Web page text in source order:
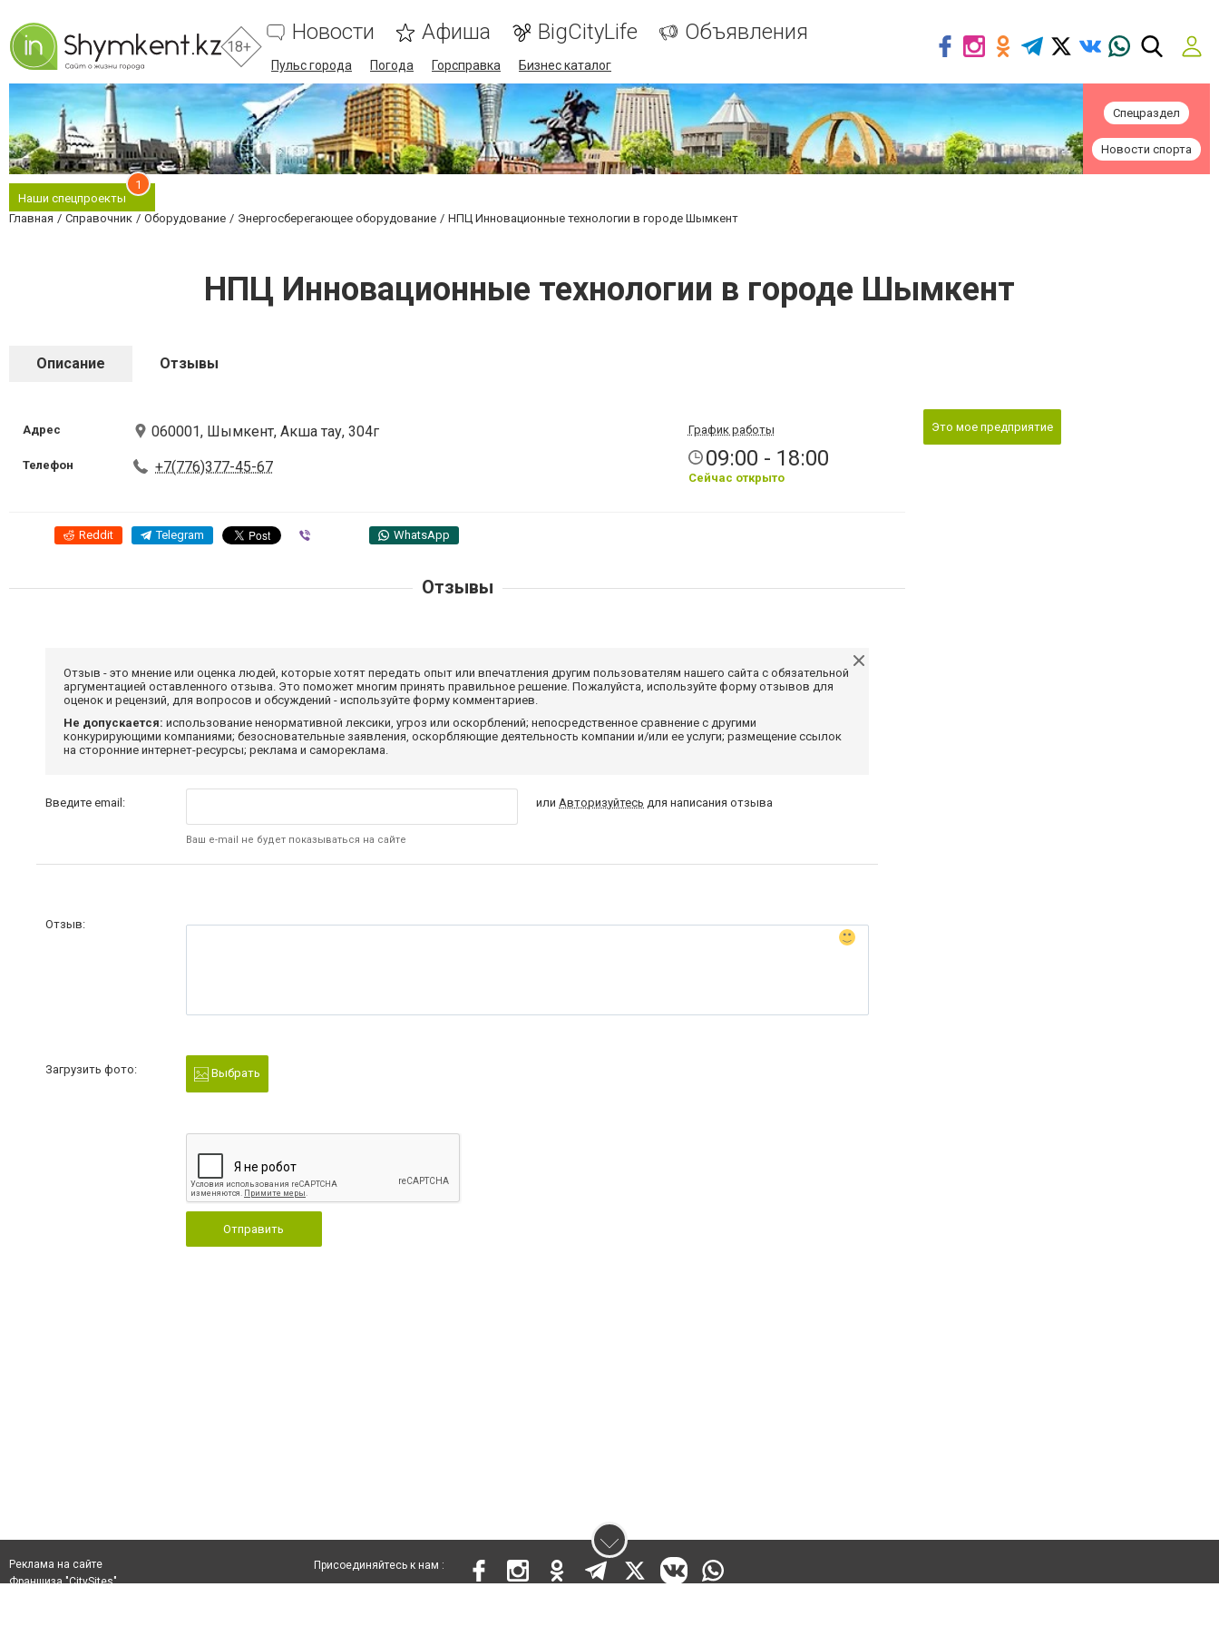
18+
Новости Афиша BigCityLife Объявления
Пульс города Погода Горсправка Бизнес каталог
Спецраздел
Новости спорта
Наши спецпроекты
1
Главная Справочник Оборудование Энергосберегающее оборудование НПЦ Инновационные технологии в городе Шымкент
НПЦ Инновационные технологии в городе Шымкент
Описание Отзывы
Адрес 060001, Шымкент, Акша тау, 304г
Телефон +7(776)377-45-67
График работы
09:00 - 18:00
Сейчас открыто
Reddit Telegram WhatsApp
Это мое предприятие
Отзывы
Отзыв - это мнение или оценка людей, которые хотят передать опыт или впечатления другим пользователям нашего сайта с обязательной
аргументацией оставленного отзыва. Это поможет многим принять правильное решение. Пожалуйста, используйте форму отзывов для
оценок и рецензий, для вопросов и обсуждений - используйте форму комментариев.
Не допускается: использование ненормативной лексики, угроз или оскорблений; непосредственное сравнение с другими
конкурирующими компаниями; безосновательные заявления, оскорбляющие деятельность компании и/или ее услуги; размещение ссылок
на сторонние интернет-ресурсы; реклама и самореклама.
Введите email:
Ваш e-mail не будет показываться на сайте
илиАвторизуйтесь для написания отзыва
Отзыв:
Загрузить фото: Выбрать
Отправить
Реклама на сайте
Франшиза "CitySites"
Присоединяйтесь к нам :